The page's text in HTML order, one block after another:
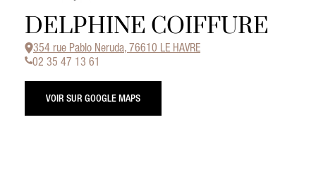
DELPHINE COIFFURE
354 rue Pablo Neruda, 76610 LE HAVRE
02 35 47 13 61
VOIR SUR GOOGLE MAPS